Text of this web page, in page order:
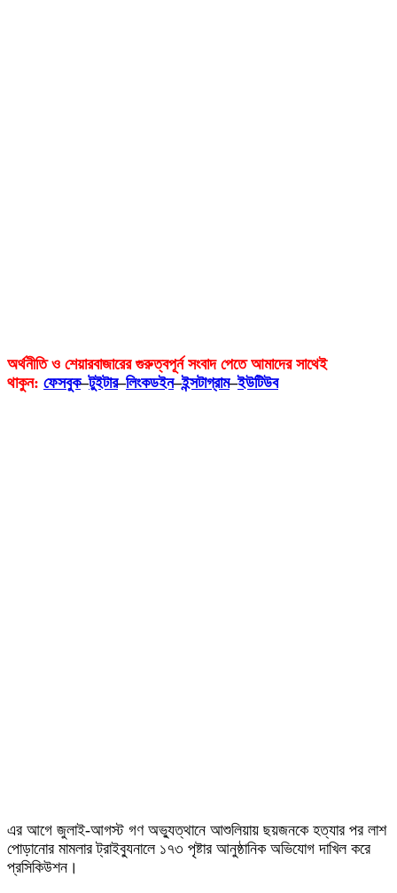
অর্থনীতি ও শেয়ারবাজারের গুরুত্বপূর্ন সংবাদ পেতে আমাদের সাথেই
থাকুন: ফেসবুক–টুইটার–লিংকডইন–ইন্সটাগ্রাম–ইউটিউব
এর আগে জুলাই-আগস্ট গণ অভ্যুত্থানে আশুলিয়ায় ছয়জনকে হত্যার পর লাশ
পোড়ানোর মামলার ট্রাইব্যুনালে ১৭৩ পৃষ্টার আনুষ্ঠানিক অভিযোগ দাখিল করে
প্রসিকিউশন।